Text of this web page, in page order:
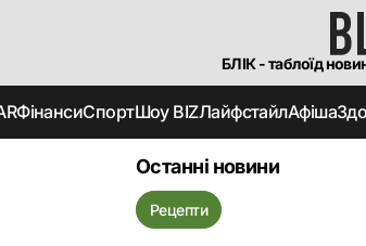
БЛІК - таблоїд
ФінансиСпортШоу BIZЛайфстайлАфіша
Останні новини
Рецепти